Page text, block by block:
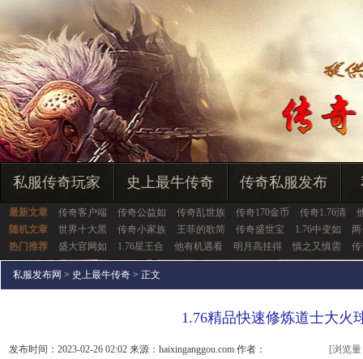
私服传奇玩家 史上最牛传奇 传奇私服发布
最新文章 传奇客户端 传奇公益如 传奇乱世族 传奇170金币 传奇1.76清
随机文章
世界十大黑 传奇小家族 王菲的歌简 传奇盛世宝 1.76中变如
热门推荐
盛大官网如 1.76星王合 他有机遇看 明月高挂得 慎之又慎需
私服发布网 > 史上最牛传奇 > 正文
1.76精品快速修炼道士大火
发布时间：2023-02-26 02:02 来源：haixinganggou.com 作者： [浏览